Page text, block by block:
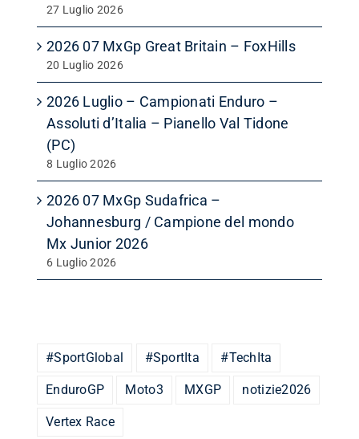
27 Luglio 2026
2026 07 MxGp Great Britain – FoxHills
20 Luglio 2026
2026 Luglio – Campionati Enduro –
Assoluti d’Italia – Pianello Val Tidone
(PC)
8 Luglio 2026
2026 07 MxGp Sudafrica –
Johannesburg / Campione del mondo
Mx Junior 2026
6 Luglio 2026
#SportGlobal #SportIta #TechIta
EnduroGP Moto3 MXGP notizie2026
Vertex Race